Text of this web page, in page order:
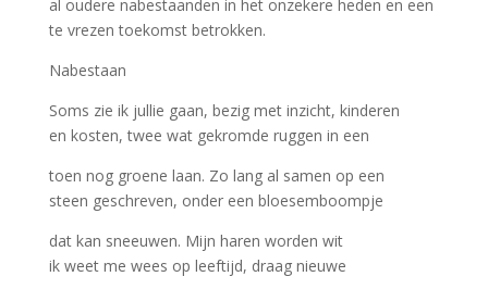
al oudere nabestaanden in het onzekere heden en een
te vrezen toekomst betrokken.
Nabestaan
Soms zie ik jullie gaan, bezig met inzicht, kinderen
en kosten, twee wat gekromde ruggen in een
toen nog groene laan. Zo lang al samen op een
steen geschreven, onder een bloesemboompje
dat kan sneeuwen. Mijn haren worden wit
ik weet me wees op leeftijd, draag nieuwe